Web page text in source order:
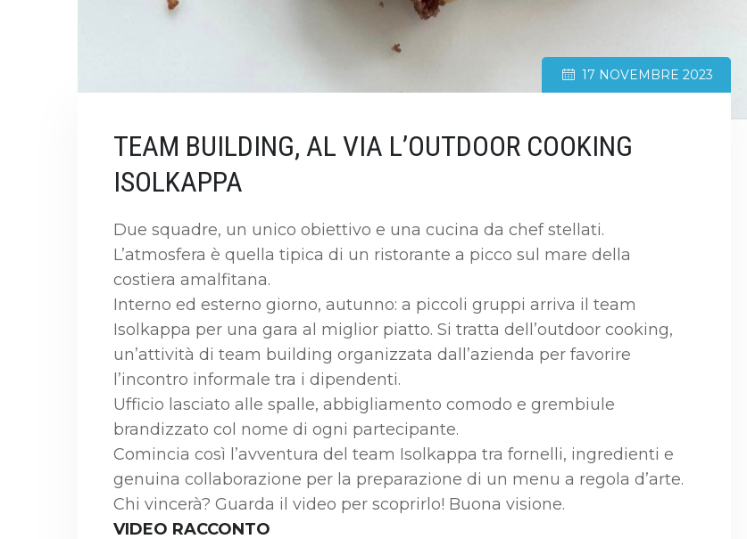
17 NOVEMBRE 2023
TEAM BUILDING, AL VIA L’OUTDOOR COOKING
ISOLKAPPA
Due squadre, un unico obiettivo e una cucina da chef stellati.
L’atmosfera è quella tipica di un ristorante a picco sul mare della
costiera amalfitana.
Interno ed esterno giorno, autunno: a piccoli gruppi arriva il team
Isolkappa per una gara al miglior piatto. Si tratta dell’outdoor cooking,
un’attività di team building organizzata dall’azienda per favorire
l’incontro informale tra i dipendenti.
Ufficio lasciato alle spalle, abbigliamento comodo e grembiule
brandizzato col nome di ogni partecipante.
Comincia così l’avventura del team Isolkappa tra fornelli, ingredienti e
genuina collaborazione per la preparazione di un menu a regola d’arte.
Chi vincerà? Guarda il video per scoprirlo! Buona visione.
VIDEO RACCONTO